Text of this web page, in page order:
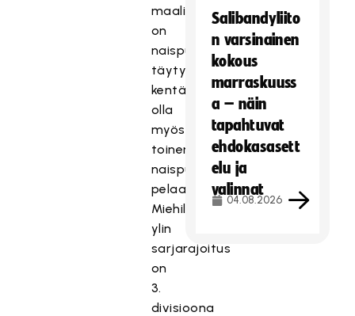
maalivahti
on
naispuolinen,
täytyy
kentällä
olla
myös
toinen
naispuolinen
pelaaja.
Miehillä
ylin
sarjarajoitus
on
3.
divisioona
Salibandyliito
n varsinainen
kokous
marraskuuss
a – näin
tapahtuvat
ehdokasasett
elu ja
valinnat
04.08.2026